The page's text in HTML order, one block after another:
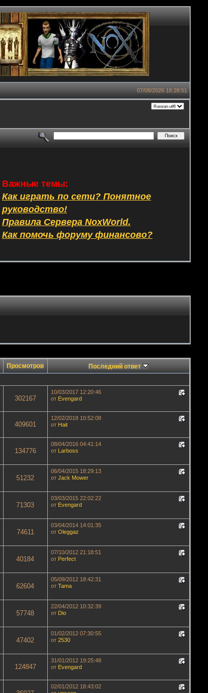
07/08/2026 18:28:51
Важные темы:
Как играть по сети? Понятное
руководство!
Правила Сервера NoxWorld.
Как помочь форуму финансово?
Просмотров Последний ответ
302167
10/03/2017 12:20:46
от Evengard
409601
12/02/2018 10:52:08
от Hait
134776
08/04/2016 04:41:14
от Lаrboss
51232
06/04/2015 18:29:13
отJack Mower
71303
03/03/2015 22:02:22
от Evengard
74611
03/04/2014 14:01:35
отOleggaz
40184
07/10/2012 21:18:51
от Perfect
62604
05/09/2012 18:42:31
отTama
57748
22/04/2012 10:32:39
от Dio
47402
01/02/2012 07:30:55
от2530
124847
31/01/2012 19:25:48
от Evengard
02/01/2012 18:43:02